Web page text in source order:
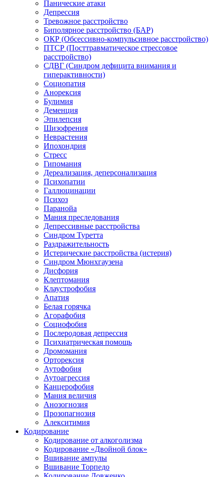
Панические атаки
Депрессия
Тревожное расстройство
Биполярное расстройство (БАР)
ОКР (Обсессивно-компульсивное расстройство)
ПТСР (Посттравматическое стрессовое
расстройство)
СДВГ (Синдром дефицита внимания и
гиперактивности)
Социопатия
Анорексия
Булимия
Деменция
Эпилепсия
Шизофрения
Неврастения
Ипохондрия
Стресс
Гипомания
Дереализация, деперсонализация
Психопатии
Галлюцинации
Психоз
Паранойа
Мания преследования
Депрессивные расстройства
Синдром Туретта
Раздражительность
Истерические расстройства (истерия)
Синдром Мюнхгаузена
Дисфория
Клептомания
Клаустрофобия
Апатия
Белая горячка
Агорафобия
Социофобия
Послеродовая депрессия
Психиатрическая помощь
Дромомания
Орторексия
Аутофобия
Аутоагрессия
Канцерофобия
Мания величия
Анозогнозия
Прозопагнозия
Алекситимия
Кодирование
Кодирование от алкоголизма
Кодирование «Двойной блок»
Вшивание ампулы
Вшивание Торпедо